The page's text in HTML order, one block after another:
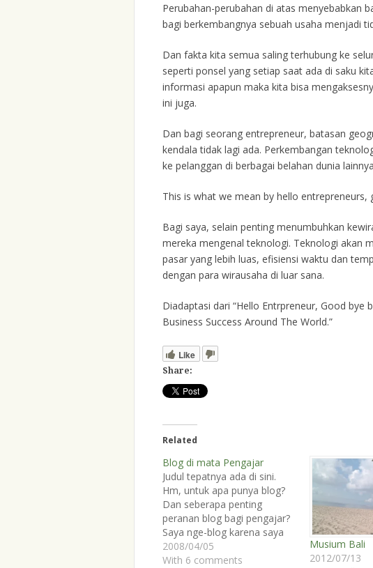
Perubahan-perubahan di atas menyebabkan
bagi berkembangnya sebuah usaha menjadi
Dan fakta kita semua saling terhubung ke
seperti ponsel yang setiap saat ada di saku
informasi apapun maka kita bisa
ini juga.
Dan bagi seorang entrepreneur, batasan
kendala tidak lagi ada. Perkembangan
ke pelanggan di berbagai belahan dunia
This is what we mean by hello entrepreneurs,
Bagi saya, selain penting menumbuhkan
mereka mengenal teknologi. Teknologi akan
pasar yang lebih luas, efisiensi waktu dan
dengan para wirausaha di luar sana.
Diadaptasi dari “Hello Entrpreneur, Good bye
Business Success Around The World.”
Like
Share:
Related
Blog di mata Pengajar
Judul tepatnya ada di sini.
Hm, untuk apa punya blog?
Dan seberapa penting
peranan blog bagi pengajar?
Saya nge-blog karena saya
belajar (Cogito ergo sum) :).
Blog adalah sarana saya
2008/04/05
With 6 comments
Musium Bali
2012/07/13